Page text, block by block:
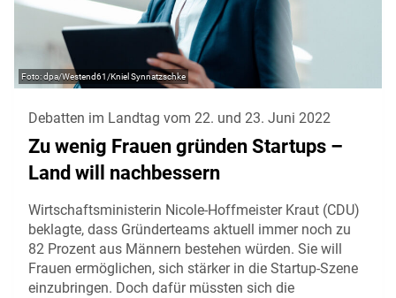
dpa/Westend61/Kniel Synnatzschke
Debatten im Landtag vom 22. und 23. Juni 2022
Zu wenig Frauen gründen Startups –
Land will nachbessern
Wirtschaftsministerin Nicole-Hoffmeister Kraut (CDU)
beklagte, dass Gründerteams aktuell immer noch zu
82 Prozent aus Männern bestehen würden. Sie will
Frauen ermöglichen, sich stärker in die Startup-Szene
einzubringen. Doch dafür müssten sich die